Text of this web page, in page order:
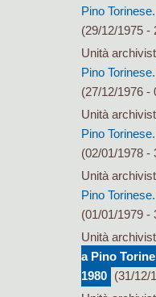
Pino
(29/12/1975 -
Unità
Pino
(27/12/1976 -
Unità
Pino
(02/01/1978 -
Unità
Pino
(01/01/1979 -
Unità
a Pino
1980 (31/12/